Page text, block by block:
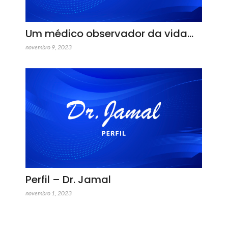
Um médico observador da vida…
novembro 9, 2023
Perfil – Dr. Jamal
novembro 1, 2023